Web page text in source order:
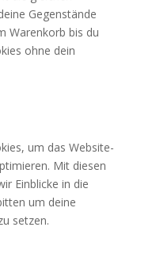
Gegenstände
Warenkorb bis du
ohne dein
um das Website-
Mit diesen
Einblicke in die
um deine
setzen.